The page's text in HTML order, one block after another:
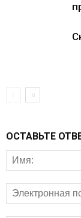
ОСТАВЬТЕ